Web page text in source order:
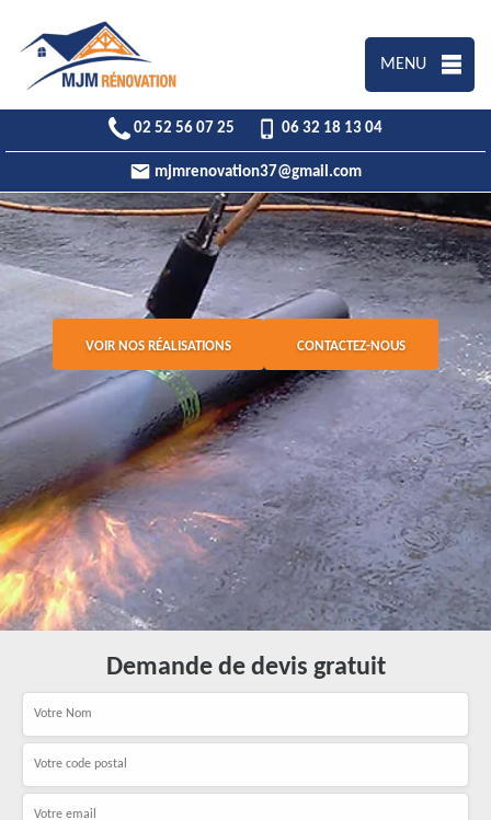
MENU
02 52 56 07 25 06 32 18 13 04
mjmrenovation37@gmail.com
VOIR NOS RÉALISATIONS CONTACTEZ-NOUS
Demande de devis gratuit